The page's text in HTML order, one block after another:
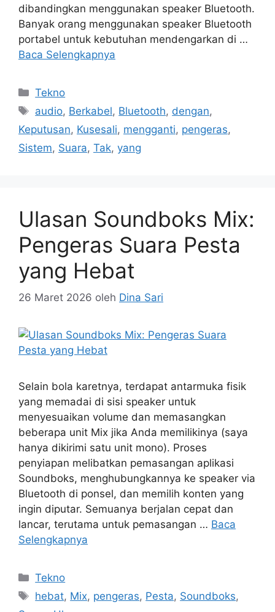
dibandingkan menggunakan speaker Bluetooth.
Banyak orang menggunakan speaker Bluetooth
portabel untuk kebutuhan mendengarkan di …
Baca Selengkapnya
Kategori
Tekno
Tag
audio, Berkabel, Bluetooth, dengan,
Keputusan, Kusesali, mengganti, pengeras,
Sistem, Suara, Tak, yang
Ulasan Soundboks Mix:
Pengeras Suara Pesta
yang Hebat
26 Maret 2026 oleh Dina Sari
Selain bola karetnya, terdapat antarmuka fisik
yang memadai di sisi speaker untuk
menyesuaikan volume dan memasangkan
beberapa unit Mix jika Anda memilikinya (saya
hanya dikirimi satu unit mono). Proses
penyiapan melibatkan pemasangan aplikasi
Soundboks, menghubungkannya ke speaker via
Bluetooth di ponsel, dan memilih konten yang
ingin diputar. Semuanya berjalan cepat dan
lancar, terutama untuk pemasangan … Baca
Selengkapnya
Kategori
Tekno
Tag
hebat, Mix, pengeras, Pesta, Soundboks,